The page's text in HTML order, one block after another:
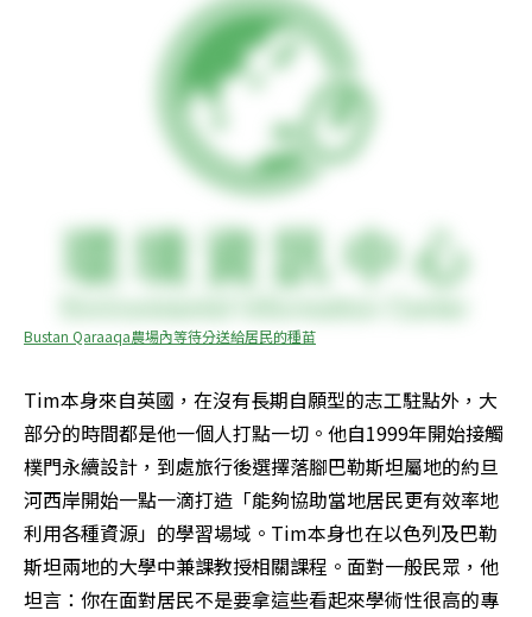
Bustan Qaraaqa農場內等待分送給居民的種苗
Tim本身來自英國，在沒有長期自願型的志工駐點外，大
部分的時間都是他一個人打點一切。他自1999年開始接觸
樸門永續設計，到處旅行後選擇落腳巴勒斯坦屬地的約旦
河西岸開始一點一滴打造「能夠協助當地居民更有效率地
利用各種資源」的學習場域。Tim本身也在以色列及巴勒
斯坦兩地的大學中兼課教授相關課程。面對一般民眾，他
坦言：你在面對居民不是要拿這些看起來學術性很高的專